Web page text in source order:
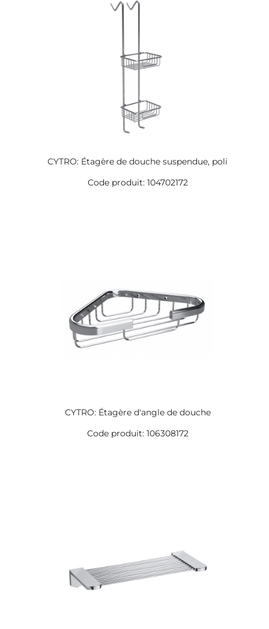
CYTRO: Étagère de douche suspendue, poli
Code produit: 104702172
CYTRO: Étagère d'angle de douche
Code produit: 106308172